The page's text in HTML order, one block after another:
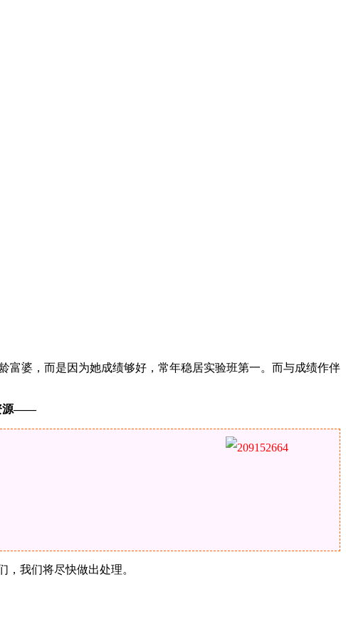
富婆，而是因为她成绩够好，常年稳居实验班第一。而与成绩作伴
源—​​​​—
，我们将尽快做出处理。